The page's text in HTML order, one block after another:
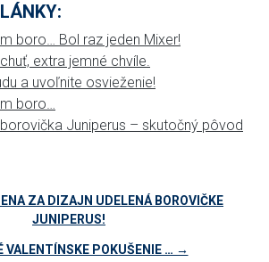
boro… Bol raz jeden Mixer!
extra jemné chvíle.
a uvoľnite osvieženie!
boro…
Juniperus – skutočný pôvod
ZA DIZAJN UDELENÁ BOROVIČKE
JUNIPERUS!
VALENTÍNSKE POKUŠENIE … →